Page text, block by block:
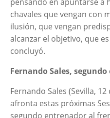
chavales que vengan con
ilusión, que vengan
alcanzar el objetivo, que
concluyó.
Fernando Sales,
Fernando Sales (Sevilla,
afronta estas próximas
segundo entrenador al